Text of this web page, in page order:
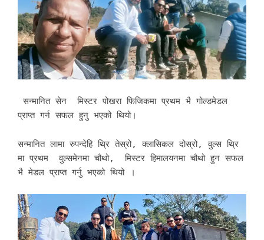
सन्मानित सेन मिस्टर पोखरा फिजिकमा प्रथम भै गोल्डमेडल
प्राप्त गर्न सफल हुनु भएको थियो।
सन्मानित लामा रुपन्देहि थ्रि तेस्रो, क्लासिकल दोस्रो, वुल्स थ्रि
मा प्रथम वुल्समेनमा चौथो, मिस्टर हिमालयनमा चौथो हुन सफल
भै मेडल प्राप्त गर्नु भएको थियो ।